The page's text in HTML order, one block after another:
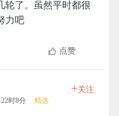
轮了。虽然平时都很
力吧
点赞
时8分 精选
+关注